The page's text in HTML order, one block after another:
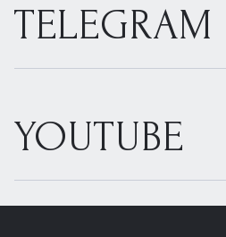
TELEGRAM
YOUTUBE